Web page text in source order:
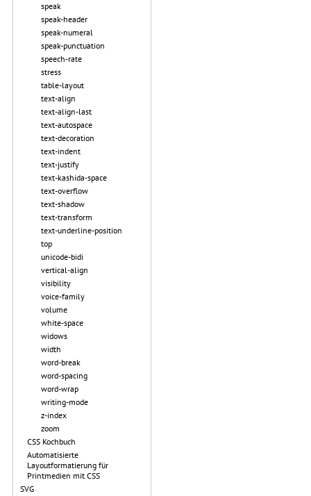
speak
speak-header
speak-numeral
speak-punctuation
speech-rate
stress
table-layout
text-align
text-align-last
text-autospace
text-decoration
text-indent
text-justify
text-kashida-space
text-overflow
text-shadow
text-transform
text-underline-position
top
unicode-bidi
vertical-align
visibility
voice-family
volume
white-space
widows
width
word-break
word-spacing
word-wrap
writing-mode
z-index
zoom
CSS Kochbuch
Automatisierte
Layoutformatierung für
Printmedien mit CSS
SVG